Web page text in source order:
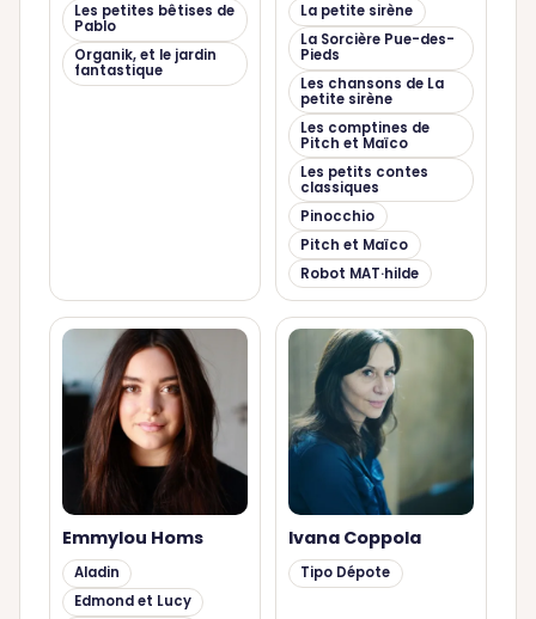
Les petites bêtises de
Pablo
Organik, et le jardin
fantastique
La petite sirène
La Sorcière Pue-des-
Pieds
Les chansons de La
petite sirène
Les comptines de
Pitch et Maïco
Les petits contes
classiques
Pinocchio
Pitch et Maïco
Robot MAT·hilde
Emmylou Homs
Aladin
Edmond et Lucy
Ivana Coppola
Tipo Dépote